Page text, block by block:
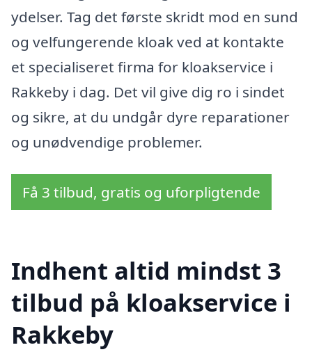
ydelser. Tag det første skridt mod en sund
og velfungerende kloak ved at kontakte
et specialiseret firma for kloakservice i
Rakkeby i dag. Det vil give dig ro i sindet
og sikre, at du undgår dyre reparationer
og unødvendige problemer.
Få 3 tilbud, gratis og uforpligtende
Indhent altid mindst 3
tilbud på kloakservice i
Rakkeby